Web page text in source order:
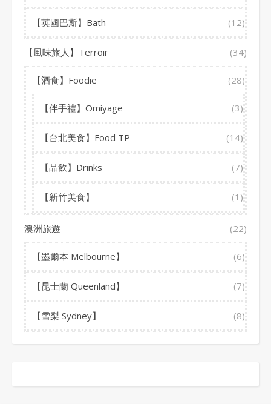
【英國巴斯】Bath (12)
【風味旅人】Terroir (34)
【酒食】Foodie (28)
【伴手禮】Omiyage (3)
【台北美食】Food TP (14)
【品飲】Drinks (7)
【新竹美食】 (1)
澳洲旅遊 (22)
【墨爾本 Melbourne】 (6)
【昆士蘭 Queenland】 (7)
【雪梨 Sydney】 (8)